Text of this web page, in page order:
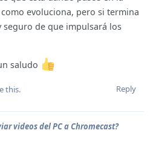
evoluciona, pero si termina
seguro de que impulsará los
saludo
Reply
this.
videos del PC a Chromecast?